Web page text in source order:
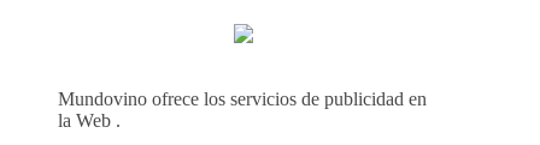
Mundovino ofrece los servicios de publicidad en
la Web .